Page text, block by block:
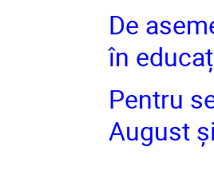
De
în
Pentru
August